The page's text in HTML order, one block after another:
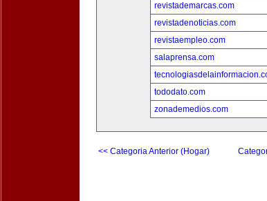
revistademarcas.com
revistadenoticias.com
revistaempleo.com
salaprensa.com
tododato.com
zonademedios.com
<< Categoria Anterior (Hogar)